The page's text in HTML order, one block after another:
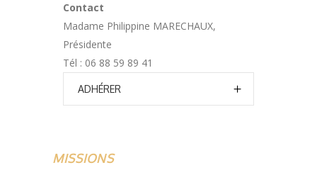
Contact
Madame Philippine MARECHAUX,
Présidente
Tél : 06 88 59 89 41
ADHÉRER
MISSIONS